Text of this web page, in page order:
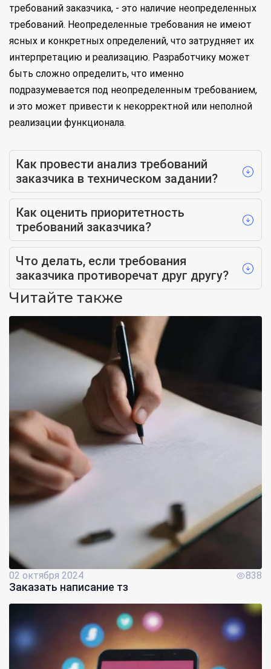
требований заказчика, - это наличие неопределенных
требований. Неопределенные требования не имеют
ясных и конкретных определений, что затрудняет их
интерпретацию и реализацию. Разработчику может
быть сложно определить, что именно
подразумевается под неопределенным требованием,
и это может привести к некорректной или неполной
реализации функционала.
Как провести анализ требований
заказчика в техническом задании?
Как оценить приоритетность
требований заказчика?
Что делать, если требования
заказчика противоречат друг другу?
Читайте также
02 октября 2024 838
Заказать написание тз